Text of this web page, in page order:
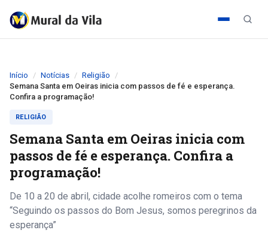
Início Notícias
Religião
Semana Santa em Oeiras inicia com passos de fé e esperança.
Confira a programação!
RELIGIÃO
Semana Santa em Oeiras inicia com
passos de fé e esperança. Confira a
programação!
De 10 a 20 de abril, cidade acolhe romeiros com o tema
“Seguindo os passos do Bom Jesus, somos peregrinos da
esperança”